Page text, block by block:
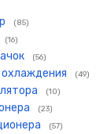
(85)
(16)
(56)
(49)
(10)
(23)
(57)